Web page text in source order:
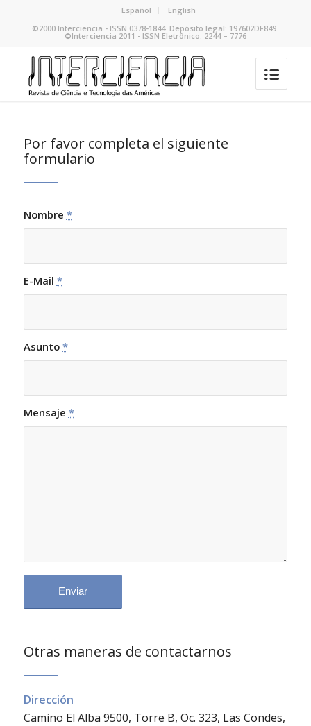
Español
English
©2000 Interciencia - ISSN 0378-1844. Depósito legal: 197602DF849.
©Interciencia 2011 - ISSN Eletrônico: 2244 – 7776
Por favor completa el siguiente
formulario
Nombre *
E-Mail *
Asunto *
Mensaje *
Otras maneras de contactarnos
Dirección
Camino El Alba 9500, Torre B, Oc. 323, Las Condes,